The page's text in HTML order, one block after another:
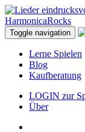
Toggle navigation
Lerne Spielen
Blog
Kaufberatung
LOGIN zur
Über